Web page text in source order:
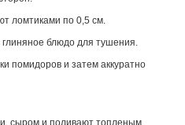
ломтиками по 0,5 см.
блюдо для тушения.
помидоров и затем аккуратно
сыром и поливают топленым